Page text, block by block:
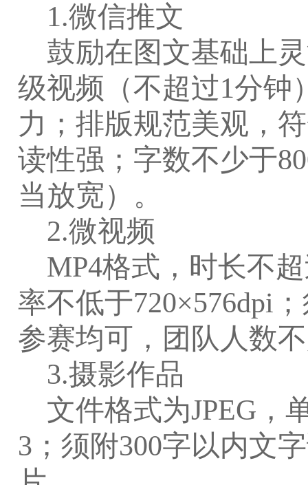
1.微信推文
鼓励在图文基础上
级视频（不超过1分钟
力；排版规范美观，
读性强；字数不少于
当放宽）。
2.微视频
MP4格式，时长不
率不低于720×576dpi
参赛均可，团队人数
3.摄影作品
文件格式为JPEG ，
3 ；须附300字以内文